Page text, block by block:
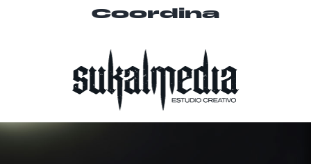
Coordina